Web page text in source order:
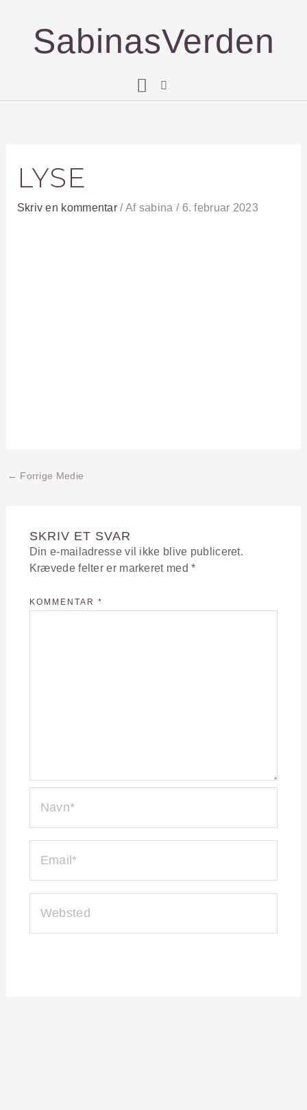
indholdetSabinasVerden
LYSE
Skriv en kommentar / Af sabina / 6. februar 2023
← Forrige Medie
SKRIV ET SVAR
Din e-mailadresse vil ikke blive publiceret.
Krævede felter er markeret med*
KOMMENTAR *